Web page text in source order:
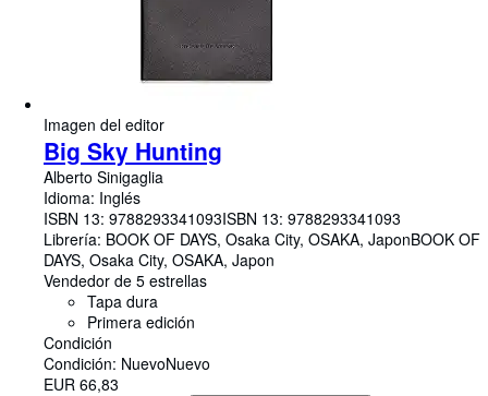
Imagen del editor
Big Sky Hunting
Alberto Sinigaglia
Idioma: Inglés
ISBN 13: 9788293341093ISBN 13: 9788293341093
Librería: BOOK OF DAYS, Osaka City, OSAKA, JaponBOOK OF
DAYS, Osaka City, OSAKA, Japon
Vendedor de 5 estrellas
Tapa dura
Primera edición
Condición
Condición: NuevoNuevo
EUR 66,83